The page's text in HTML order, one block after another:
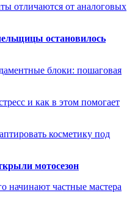
отличаются от аналоговых
остановилось
блоки: пошаговая
и как в этом помогает
косметику под
мотосезон
начинают частные мастера